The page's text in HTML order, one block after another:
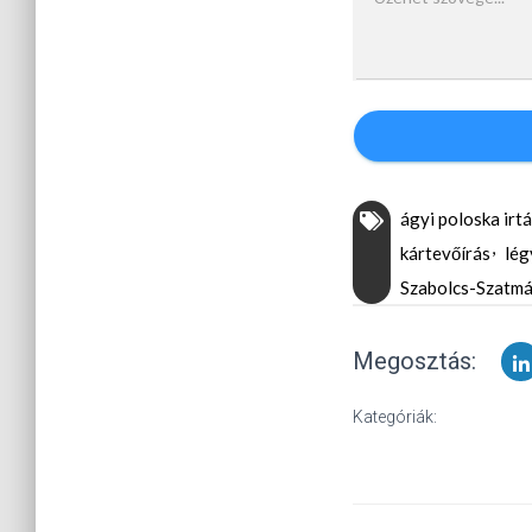
ágyi poloska
kártevőírás
Szabolcs-
Megosztás:
Kategóriák: